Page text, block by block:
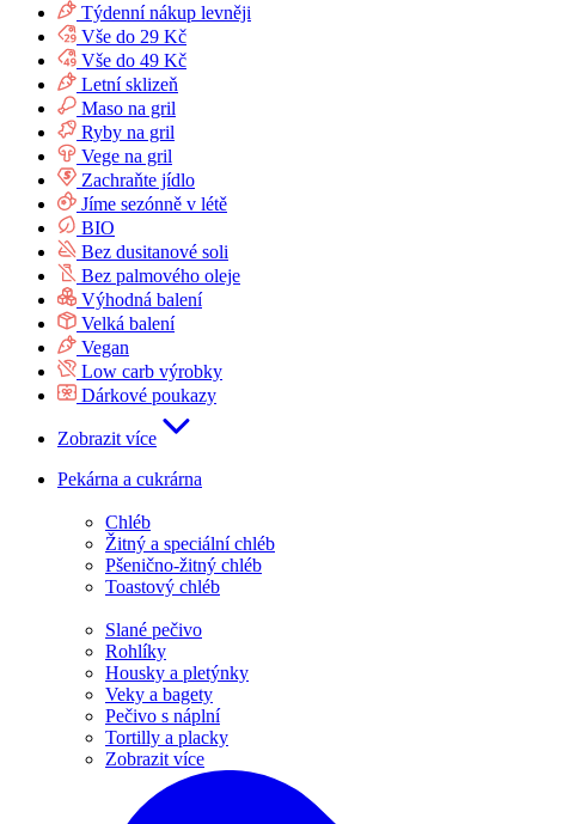
Týdenní nákup levněji
Vše do 29 Kč
Vše do 49 Kč
Letní sklizeň
Maso na gril
Ryby na gril
Vege na gril
Zachraňte jídlo
Jíme sezónně v létě
BIO
Bez dusitanové soli
Bez palmového oleje
Výhodná balení
Velká balení
Vegan
Low carb výrobky
Dárkové poukazy
Zobrazit více
Pekárna a cukrárna
Chléb
Žitný a speciální chléb
Pšenično-žitný chléb
Toastový chléb
Slané pečivo
Rohlíky
Housky a pletýnky
Veky a bagety
Pečivo s náplní
Tortilly a placky
Zobrazit více